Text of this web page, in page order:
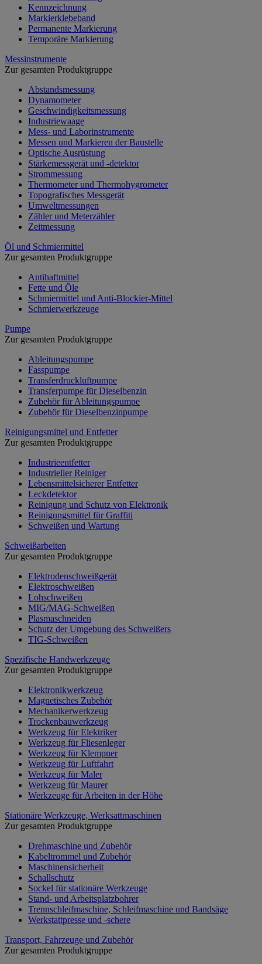
Kennzeichnung
Markierklebeband
Permanente Markierung
Temporäre Markierung
Messinstrumente
Zur gesamten Produktgruppe
Abstandsmessung
Dynamometer
Geschwindigkeitsmessung
Industriewaage
Mess- und Laborinstrumente
Messen und Markieren der Baustelle
Optische Ausrüstung
Stärkemessgerät und -detektor
Strommessung
Thermometer und Thermohygrometer
Topografisches Messgerät
Umweltmessungen
Zähler und Meterzähler
Zeitmessung
Öl und Schmiermittel
Zur gesamten Produktgruppe
Antihaftmittel
Fette und Öle
Schmiermittel und Anti-Blockier-Mittel
Schmierwerkzeuge
Pumpe
Zur gesamten Produktgruppe
Ableitungspumpe
Fasspumpe
Transferdruckluftpumpe
Transferpumpe für Dieselbenzin
Zubehör für Ableitungspumpe
Zubehör für Dieselbenzinpumpe
Reinigungsmittel und Entfetter
Zur gesamten Produktgruppe
Industrieentfetter
Industrieller Reiniger
Lebensmittelsicherer Entfetter
Leckdetektor
Reinigung und Schutz von Elektronik
Reinigungsmittel für Graffiti
Schweißen und Wartung
Schweißarbeiten
Zur gesamten Produktgruppe
Elektrodenschweißgerät
Elektroschweißen
Lohschweißen
MIG/MAG-Schweißen
Plasmaschneiden
Schutz der Umgebung des Schweißers
TIG-Schweißen
Spezifische Handwerkzeuge
Zur gesamten Produktgruppe
Elektronikwerkzeug
Magnetisches Zubehör
Mechanikerwerkzeug
Trockenbauwerkzeug
Werkzeug für Elektriker
Werkzeug für Fliesenleger
Werkzeug für Klempner
Werkzeug für Luftfahrt
Werkzeug für Maler
Werkzeug für Maurer
Werkzeuge für Arbeiten in der Höhe
Stationäre Werkzeuge, Werksattmaschinen
Zur gesamten Produktgruppe
Drehmaschine und Zubehör
Kabeltrommel und Zubehör
Maschinensicherheit
Schallschutz
Sockel für stationäre Werkzeuge
Stand- und Arbeitsplatzbohrer
Trennschleifmaschine, Schleifmaschine und Bandsäge
Werkstattpresse und -schere
Transport, Fahrzeuge und Zubehör
Zur gesamten Produktgruppe